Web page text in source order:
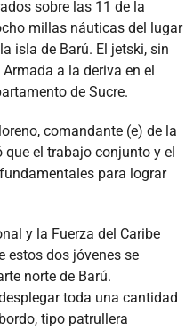
sobre las 11 de la
millas náuticas del lugar
isla de Barú. El jetski, sin
a la deriva en el
de Sucre.
comandante (e) de la
que el trabajo conjunto y el
para lograr
y la Fuerza del Caribe
estos dos jóvenes se
norte de Barú.
toda una cantidad
tipo patrullera